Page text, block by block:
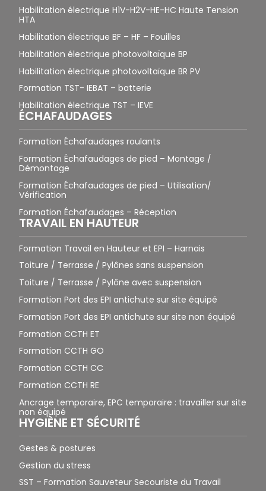
Habilitation électrique H1V-H2V-HE-HC Haute Tension
HTA
Habilitation électrique BF – HF – Fouilles
Habilitation électrique photovoltaïque BP
Habilitation électrique photovoltaïque BR PV
Formation TST- IEBAT – batterie
Habilitation électrique TST – IEVE
ÉCHAFAUDAGES
Formation Échafaudages roulants
Formation Échafaudages de pied – Montage /
Démontage
Formation Échafaudages de pied – Utilisation/
Vérification
Formation Échafaudages – Réception
TRAVAIL EN HAUTEUR
Formation Travail en Hauteur et EPI – Harnais
Toiture / Terrasse / Pylônes sans suspension
Toiture / Terrasse / Pylône avec suspension
Formation Port des EPI antichute sur site équipé
Formation Port des EPI antichute sur site non équipé
Formation CCTH ET
Formation CCTH GO
Formation CCTH CC
Formation CCTH RE
Ancrage temporaire, EPC temporaire : travailler sur site
non équipé
HYGIÈNE ET SÉCURITÉ
Gestes & postures
Gestion du stress
SST – Formation Sauveteur Secouriste du Travail